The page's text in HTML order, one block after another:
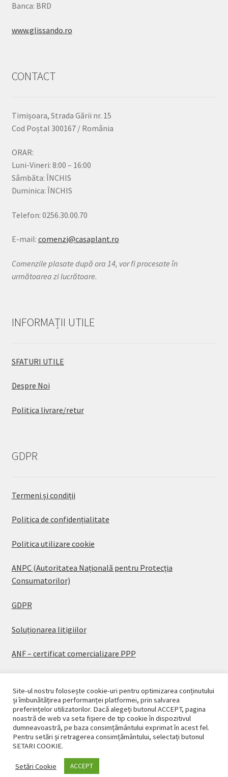
Banca: BRD
www.glissando.ro
CONTACT
Timișoara, Strada Gării nr. 15
Cod Poștal 300167 / România
ORAR:
Luni-Vineri: 8:00 – 16:00
Sâmbăta: ÎNCHIS
Duminica: ÎNCHIS
Telefon: 0256.30.00.70
E-mail: comenzi@casaplant.ro
Comenzile plasate după ora 14, vor fi procesate în
următoarea zi lucrătoare.
INFORMAȚII UTILE
SFATURI UTILE
Despre Noi
Politica livrare/retur
GDPR
Termeni și condiții
Politica de confidențialitate
Politica utilizare cookie
ANPC (Autoritatea Națională pentru Protecția
Consumatorilor)
GDPR
Soluționarea litigiilor
ANF – certificat comercializare PPP
© CASAPLANT 2026
Politică de confidențialitate
Site-ul nostru folosește cookie-uri pentru optimizarea conținutului
și îmbunătățirea performanței platformei, prin salvarea
preferințelor utilizatorilor. Dacă alegeți butonul ACCEPT, pagina
noastră de web va seta fișiere de tip cookie în dispozitivul
dumneavoastră, pe baza consimțământului exprimat în acest fel.
Pentru setări și retragerea consimțământului, selectați butonul
SETARI COOKIE.
Setări Cookie ACCEPT